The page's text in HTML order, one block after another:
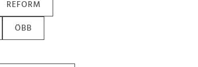
REFORM
ÖBB